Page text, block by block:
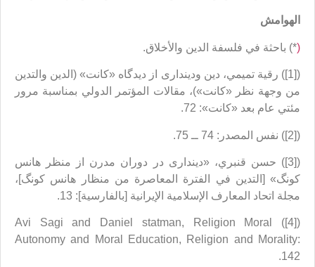
الهوامش
(*) باحثة في فلسفة الدين والأخلاق.
([1]) رقية تميمي، دين وديندارى از ديدگاه «كانت» (الدين والتدين
من وجهة نظر «كانت»)، مقالات المؤتمر الدولي بمناسبة مرور
مئتي عام بعد «كانت»: 72.
([2]) نفس المصدر: 74 ــ 75.
([3]) حسن قنبري، «ديندارى در دوران مدرن از منظر هانس
كونگ» [التدين في الفترة المعاصرة من منظار هانس كونگ]،
مجلة اتحاد المعارف الإسلامية الإيرانية [بالفارسية]: 13.
([4]) Avi Sagi and Daniel statman, Religion Moral
Autonomy and Moral Education, Religion and Morality:
142.